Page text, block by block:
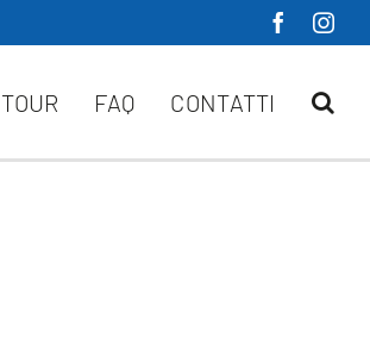
TOUR FAQ CONTATTI